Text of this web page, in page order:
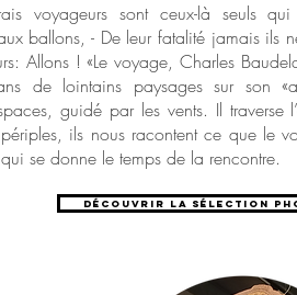
voyageurs sont ceux-là seuls
ballons, - De leur fatalité jamais ils
Allons ! «Le voyage, Charles
de lointains paysages sur son
guidé par les vents. Il traverse
ils nous racontent ce que le
se donne le temps de la rencontre.
Découvrir la sélection